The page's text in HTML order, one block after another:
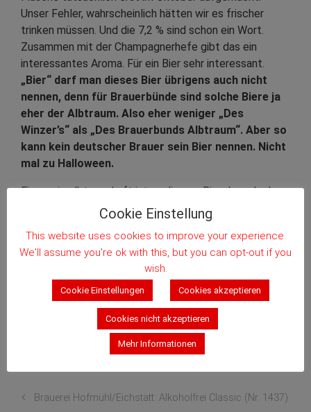
Unser Fehler, wahrscheinlich hätten wir es frischer
trinken müssen. Und die 7,2 % sind schon ein Wort.
Zusammen mit der Champagnerhefe gibt das ein
interessantes Aroma. Für ein Bier sehr interessant.
„Bier“ darf man dieses Bier übrigens auch nicht
nennen, denn für Brauerbünde sind solche Biere ja
eher der Albtraum. Also eher weniger „Des
Winzer’s“ als „Des Brauerbunds Albtraum“. Aber so
kann kein deutscher Brauer sein Bier nennen. Nicht
mal zu Halloween.
Ein wenig albtraumhaft ist an diesem Bier dann doch
auch für mich etwas – zumindest aus Sicht des
Germanisten. Mit dem Apostroph im Genitiv „Winzer’s“
habe ich nämlich so meine Probleme. Den sieht die
deutsche Grammatik nicht vor. Der ist aus dem
Englischen „eingewandert“. Wie der ganze Halloween-
Zirkus. Ich sag’s doch.
499
Brauerei Hofmühl/Eichstätt: Alkoholfrei Classic (Nr. 1437)
Cookie Einstellung
This website uses cookies to improve your experience.
We'll assume you're ok with this, but you can opt-out if you
wish.
Cookie Einstellungen Cookies akzeptieren
Cookies nicht akzeptieren
Mehr Informationen